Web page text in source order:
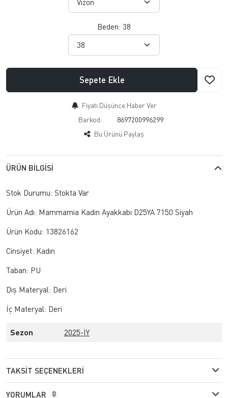
Beden: 38
Sepete Ekle
Fiyatı Düşünce Haber Ver
Barkod:
8697200996299
Bu Ürünü Paylaş
ÜRÜN BILGISI
Stok Durumu: Stokta Var
Ürün Adı: Mammamia Kadın Ayakkabı D25YA 7150 Siyah
Ürün Kodu: 13826162
Cinsiyet: Kadın
Taban: PU
Dış Materyal: Deri
İç Materyal: Deri
Sezon 2025-İY
TAKSIT SEÇENEKLERI
YORUMLAR 0